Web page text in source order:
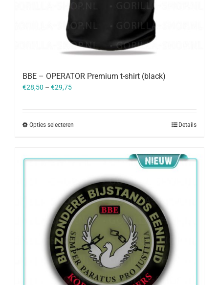
BBE – OPERATOR Premium t-shirt (black)
€28,50 – €29,75
Opties selecteren Details